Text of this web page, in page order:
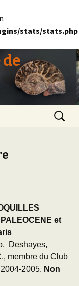
stats/stats.php
et
Deshayes,
membre du Club
2005. Non